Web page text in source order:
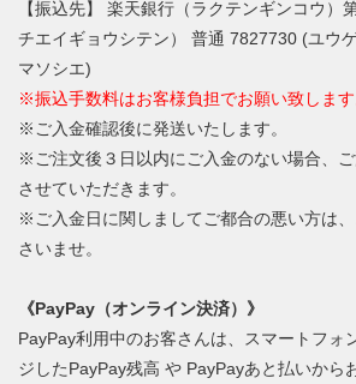
【振込先】 楽天銀行（ラクテンギンコウ）
チエイギョウシテン） 普通 7827730 (ユウ
マソシエ)
※振込手数料はお客様負担でお願い致します
※ご入金確認後に発送いたします。
※ご注文後３日以内にご入金のない場合、
させていただきます。
※ご入金日に関しましてご都合の悪い方は
さいませ。
《PayPay（オンライン決済）》
PayPay利用中のお客さんは、スマートフォ
ジしたPayPay残高 や PayPayあと払いから